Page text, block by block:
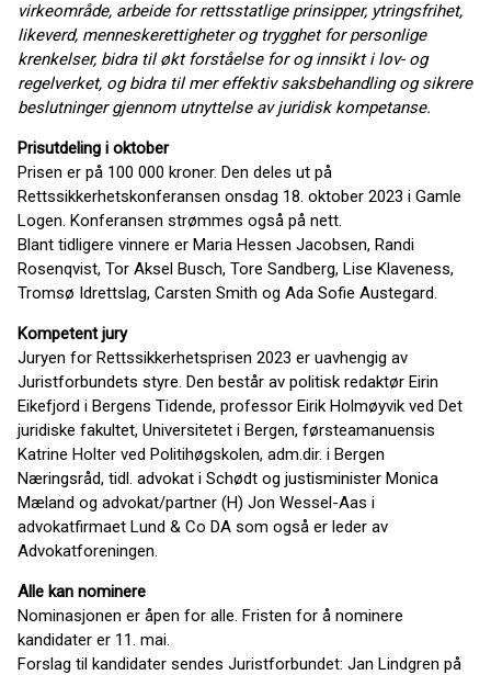
virkeområde, arbeide for rettsstatlige prinsipper, ytringsfrihet,
likeverd, menneskerettigheter og trygghet for personlige
krenkelser, bidra til økt forståelse for og innsikt i lov- og
regelverket, og bidra til mer effektiv saksbehandling og sikrere
beslutninger gjennom utnyttelse av juridisk kompetanse.
Prisutdeling i oktober
Prisen er på 100 000 kroner. Den deles ut på
Rettssikkerhetskonferansen onsdag 18. oktober 2023 i Gamle
Logen. Konferansen strømmes også på nett.
Blant tidligere vinnere er Maria Hessen Jacobsen, Randi
Rosenqvist, Tor Aksel Busch, Tore Sandberg, Lise Klaveness,
Tromsø Idrettslag, Carsten Smith og Ada Sofie Austegard.
Kompetent jury
Juryen for Rettssikkerhetsprisen 2023 er uavhengig av
Juristforbundets styre. Den består av politisk redaktør Eirin
Eikefjord i Bergens Tidende, professor Eirik Holmøyvik ved Det
juridiske fakultet, Universitetet i Bergen, førsteamanuensis
Katrine Holter ved Politihøgskolen, adm.dir. i Bergen
Næringsråd, tidl. advokat i Schødt og justisminister Monica
Mæland og advokat/partner (H) Jon Wessel-Aas i
advokatfirmaet Lund & Co DA som også er leder av
Advokatforeningen.
Alle kan nominere
Nominasjonen er åpen for alle. Fristen for å nominere
kandidater er 11. mai.
Forslag til kandidater sendes Juristforbundet: Jan Lindgren på